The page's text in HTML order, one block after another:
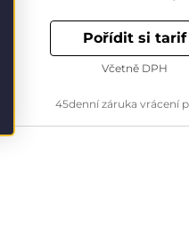
Pořídit si tarif
45denní záruka vrácení
Včetně DPH